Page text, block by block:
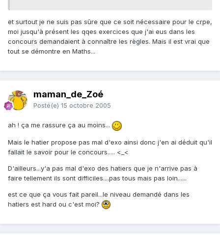
et surtout je ne suis pas sûre que ce soit nécessaire pour le crpe,
moi jusqu'à présent les qqes exercices que j'ai eus dans les
concours demandaient à connaître les règles. Mais il est vrai que
tout se démontre en Maths...
maman_de_Zoé
Posté(e) 15 octobre 2005
ah ! ça me rassure ça au moins...
Mais le hatier propose pas mal d'exo ainsi donc j'en ai déduit qu'il
fallait le savoir pour le concours..... <_<
D'ailleurs...y'a pas mal d'exo des hatiers que je n'arrive pas à
faire tellement ils sont difficiles....pas tous mais pas loin......
est ce que ça vous fait pareil...le niveau demandé dans les
hatiers est hard ou c'est moi?